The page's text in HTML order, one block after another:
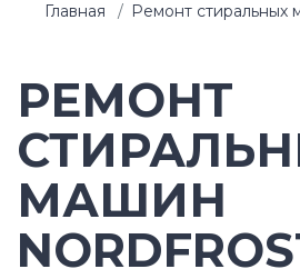
Главная Ремонт стиральных
РЕМОНТ
МАШИН